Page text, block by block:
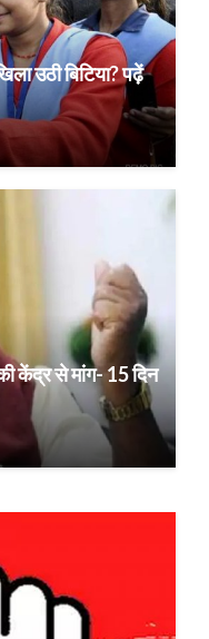
उठी बिटिया? पढ़ें
केंद्र से मांग- 15 दिन
की तैयारी